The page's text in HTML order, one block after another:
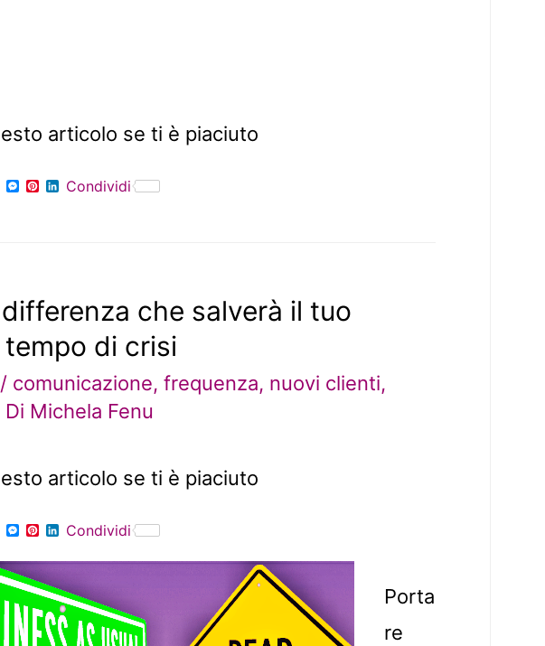
articolo se ti è piaciuto
M
e
P
i
L
i
Condividi
che salverà il tuo
di crisi
/ comunicazione, frequenza, nuovi clienti,
Di Michela Fenu
articolo se ti è piaciuto
M
e
s
e
n
g
e
r
P
i
t
e
r
e
s
t
L
i
k
e
d
I
n
Condividi
Porta
re